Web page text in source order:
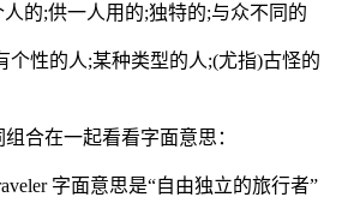
的;供一人用的;独特的;与众不同的
个性的人;某种类型的人;(尤指)古怪的
合在一起看看字面意思：
字面意思是“自由独立的旅行者”